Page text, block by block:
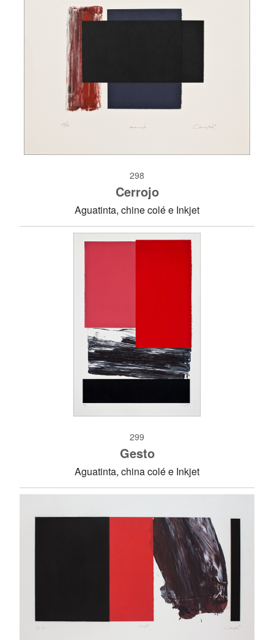
298
Cerrojo
Aguatinta, chine colé e Inkjet
299
Gesto
Aguatinta, china colé e Inkjet